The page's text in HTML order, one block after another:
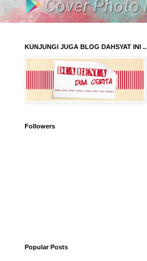
KUNJUNGI JUGA BLOG DAHSYAT INI ..
Followers
Popular Posts